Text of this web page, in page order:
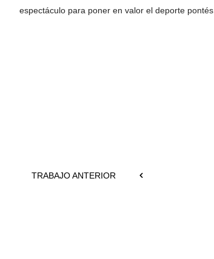
espectáculo para poner en valor el deporte pontés.
TRABAJO ANTERIOR